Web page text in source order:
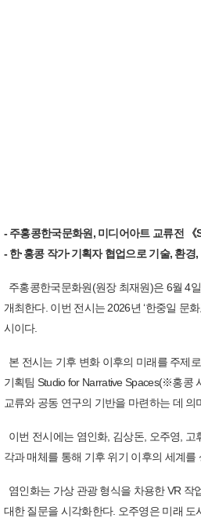
- 주홍콩한국문화원, 미디어아트 교류전
- 한·홍콩 작가·기획자 협업으로 기술, 환경
주홍콩한국문화원(원장 최재원)은 6월 4
개최한다. 이번 전시는 2026년 ‘한중일 문
시이다.
본 전시는 기후 변화 이후의 미래를 주제
기획팀 Studio for Narrative Spaces(※홍콩
교류와 공동 연구의 기반을 마련하는 데 의
이번 전시에는 염인화, 김상돈, 오주영,
각과 매체를 통해 기후 위기 이후의 세계
염인화는 가상 관광 형식을 차용한 VR 작
대한 질문을 시각화한다. 오주영은 미래